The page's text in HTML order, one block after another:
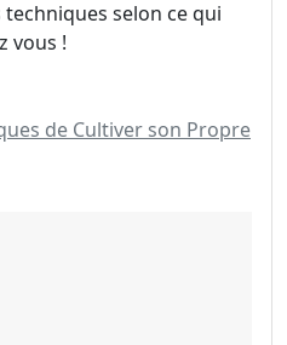
selon ce qui
vous !
de Cultiver son Propre